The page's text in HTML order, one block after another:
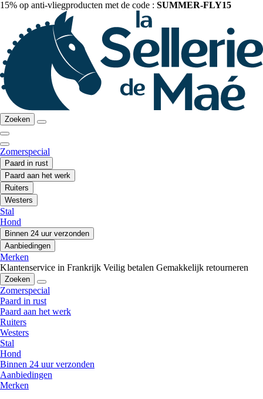
15% op anti-vliegproducten met de code : SUMMER-FLY15
Zoeken
Zomerspecial
Paard in rust
Paard aan het werk
Ruiters
Westers
Stal
Hond
Binnen 24 uur verzonden
Aanbiedingen
Merken
Klantenservice in Frankrijk Veilig betalen Gemakkelijk retourneren
Zoeken
Zomerspecial
Paard in rust
Paard aan het werk
Ruiters
Westers
Stal
Hond
Binnen 24 uur verzonden
Aanbiedingen
Merken